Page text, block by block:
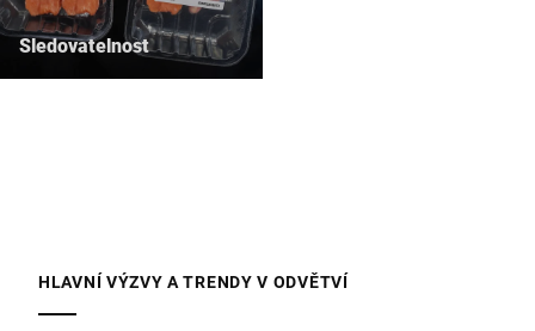
Sledovatelnost
HLAVNÍ VÝZVY A TRENDY V ODVĚTVÍ